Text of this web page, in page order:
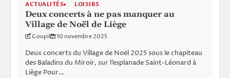
ACTUALITÉS LOISIRS
Deux concerts à ne pas manquer au
Village de Noël de Liège
Goupil 10 novembre 2025
Deux concerts du Village de Noël 2025 sous le chapiteau
des Baladins du Miroir, sur l’esplanade Saint-Léonard à
Liège Pour…